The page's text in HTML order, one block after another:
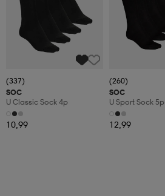
(337)
SOC
U Classic Sock 4p
10,99
(260)
SOC
U Sport Sock 5p
12,99